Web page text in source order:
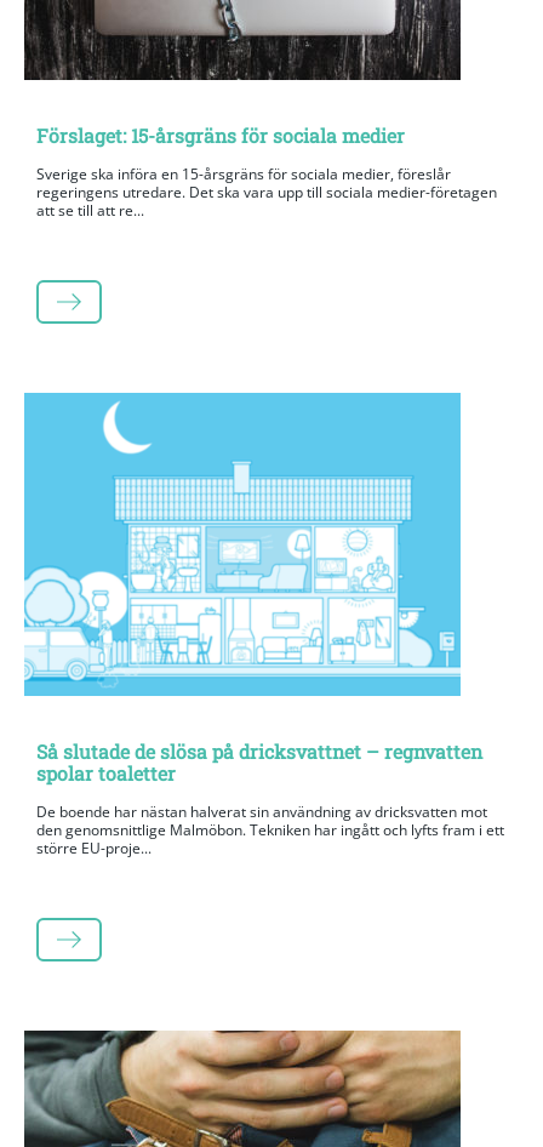
Förslaget: 15-årsgräns för sociala medier
Sverige ska införa en 15-årsgräns för sociala medier, föreslår
regeringens utredare. Det ska vara upp till sociala medier-företagen
att se till att re...
LÄS MER
Så slutade de slösa på dricksvattnet – regnvatten
spolar toaletter
De boende har nästan halverat sin användning av dricksvatten mot
den genomsnittlige Malmöbon. Tekniken har ingått och lyfts fram i ett
större EU-proje...
LÄS MER